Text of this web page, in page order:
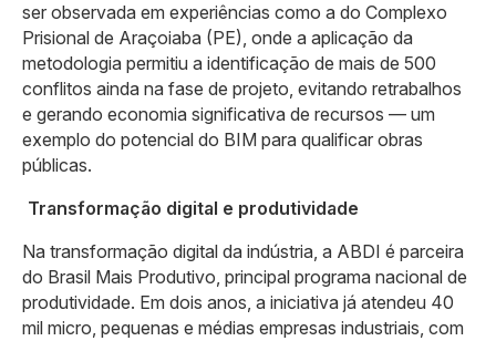
ser observada em experiências como a do Complexo
Prisional de Araçoiaba (PE), onde a aplicação da
metodologia permitiu a identificação de mais de 500
conflitos ainda na fase de projeto, evitando retrabalhos
e gerando economia significativa de recursos — um
exemplo do potencial do BIM para qualificar obras
públicas.
Transformação digital e produtividade
Na transformação digital da indústria, a ABDI é parceira
do Brasil Mais Produtivo, principal programa nacional de
produtividade. Em dois anos, a iniciativa já atendeu 40
mil micro, pequenas e médias empresas industriais, com